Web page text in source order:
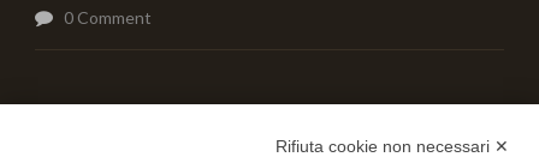
0 Comment
Rifiuta cookie non necessari ✕